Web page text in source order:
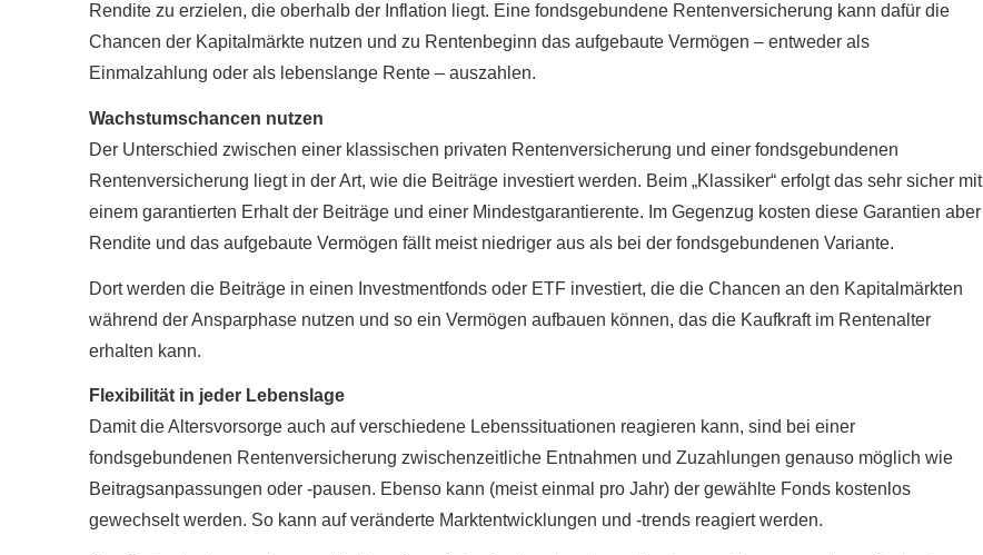
Rendite zu erzielen, die oberhalb der Inflation liegt. Eine fondsgebundene Rentenversicherung kann dafür die
Chancen der Kapitalmärkte nutzen und zu Rentenbeginn das aufgebaute Vermögen – entweder als
Einmalzahlung oder als lebenslange Rente – auszahlen.
Wachstumschancen nutzen
Der Unterschied zwischen einer klassischen privaten Rentenversicherung und einer fondsgebundenen
Rentenversicherung liegt in der Art, wie die Beiträge investiert werden. Beim „Klassiker“ erfolgt das sehr sicher mit
einem garantierten Erhalt der Beiträge und einer Mindestgarantierente. Im Gegenzug kosten diese Garantien aber
Rendite und das aufgebaute Vermögen fällt meist niedriger aus als bei der fondsgebundenen Variante.
Dort werden die Beiträge in einen Investmentfonds oder ETF investiert, die die Chancen an den Kapitalmärkten
während der Ansparphase nutzen und so ein Vermögen aufbauen können, das die Kaufkraft im Rentenalter
erhalten kann.
Flexibilität in jeder Lebenslage
Damit die Alters­vorsorge auch auf verschiedene Lebenssituationen reagieren kann, sind bei einer
fondsgebundenen Rentenversicherung zwischenzeitliche Entnahmen und Zuzahlungen genauso möglich wie
Beitragsanpassungen oder -pausen. Ebenso kann (meist einmal pro Jahr) der gewählte Fonds kostenlos
gewechselt werden. So kann auf veränderte Marktentwicklungen und -trends reagiert werden.